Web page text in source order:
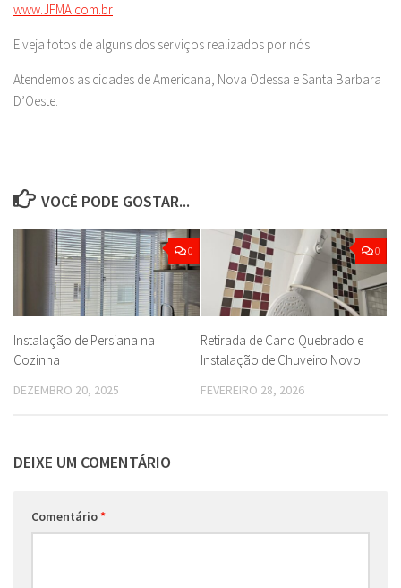
www.JFMA.com.br
E veja fotos de alguns dos serviços realizados por nós.
Atendemos as cidades de Americana, Nova Odessa e Santa Barbara
D’Oeste.
VOCÊ PODE GOSTAR...
0
Instalação de Persiana na
Cozinha
DEZEMBRO 20, 2025
0
Retirada de Cano Quebrado e
Instalação de Chuveiro Novo
FEVEREIRO 28, 2026
DEIXE UM COMENTÁRIO
Comentário*